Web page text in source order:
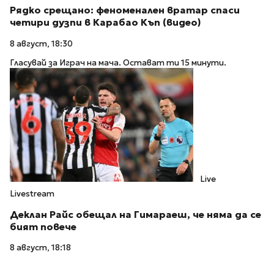
Рядко срещано: феноменален вратар спаси
четири дузпи в Карабао Къп (видео)
8 август, 18:30
Гласувай за Играч на мача. Остават ти 15 минути.
Live
Livestream
Деклан Райс обещал на Гимараеш, че няма да се
бият повече
8 август, 18:18